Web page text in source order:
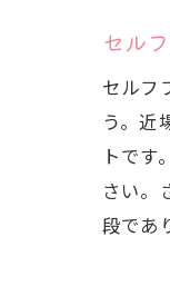
セル
セルフ
う。近
トで
さい。
段であ